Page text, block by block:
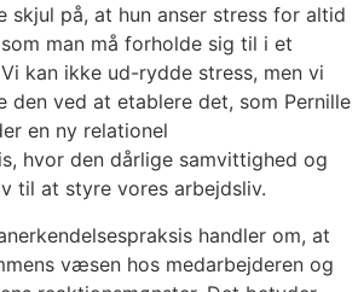
skjul på, at hun anser stress for altid
man må forholde sig til i et
kan ikke ud-rydde stress, men vi
den ved at etablere det, som Pernille
en ny relationel
hvor den dårlige samvittighed og
til at styre vores arbejdsliv.
handler om, at
væsen hos medarbejderen og